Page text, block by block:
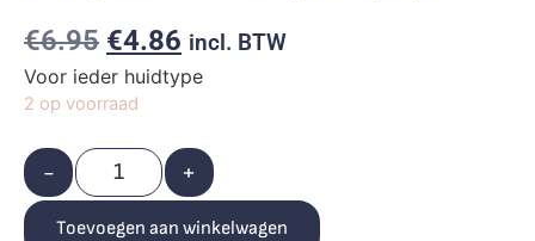
€6.95 €4.86 incl. BTW
Voor ieder huidtype
2 op voorraad
- +
Toevoegen aan winkelwagen